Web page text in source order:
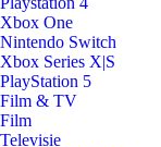
Xbox One
Nintendo Switch
Xbox Series X|S
PlayStation 5
Film & TV
Film
Televisie